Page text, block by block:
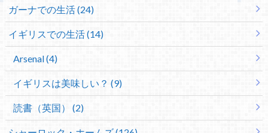
ガーナでの生活 (24)
イギリスでの生活 (14)
Arsenal (4)
イギリスは美味しい？ (9)
読書（英国） (2)